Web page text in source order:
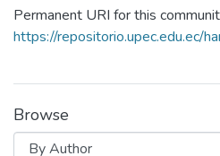
Permanent URI for this
https://repositorio.upec.edu.ec/
Browse